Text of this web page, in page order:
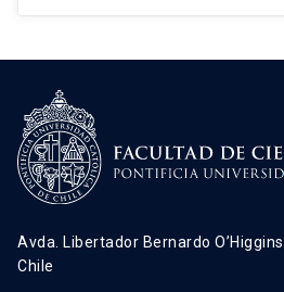
Avda. Libertador Bernardo
Chile